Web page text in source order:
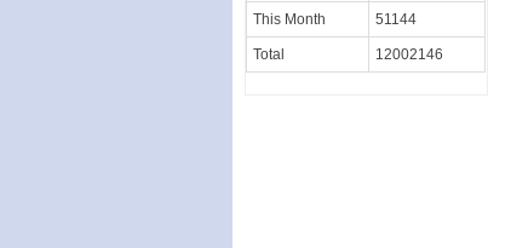
This Month 51144
Total 12002146